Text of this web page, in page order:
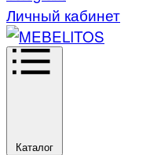
Личный кабинет
Каталог